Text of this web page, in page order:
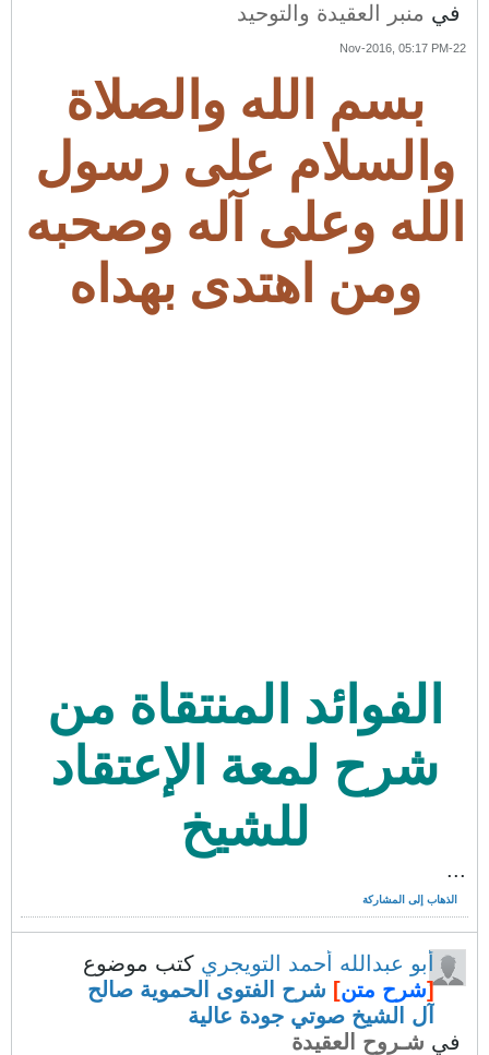
في منبر العقيدة والتوحيد
22-Nov-2016, 05:17 PM
بسم الله والصلاة
والسلام على رسول
الله وعلى آله وصحبه
ومن اهتدى بهداه
الفوائد المنتقاة من
شرح لمعة الإعتقاد
للشيخ
...
الذهاب إلى المشاركة
أبو عبدالله أحمد التويجري كتب موضوع
[شرح متن] شرح الفتوى الحموية صالح
آل الشيخ صوتي جودة عالية
في شـروح العقيدة